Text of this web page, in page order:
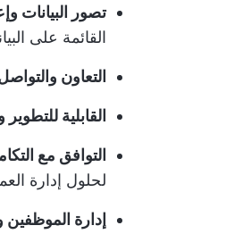
تصور البيانات
القائمة على
التعاون
القابلية
التوافق مع
لحلول إدارة
إدارة